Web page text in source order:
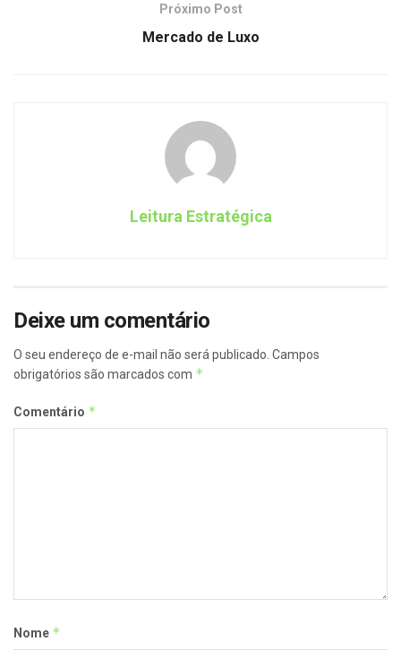
Próximo Post
Mercado de Luxo
Leitura Estratégica
Deixe um comentário
O seu endereço de e-mail não será publicado. Campos
obrigatórios são marcados com *
Comentário *
Nome *